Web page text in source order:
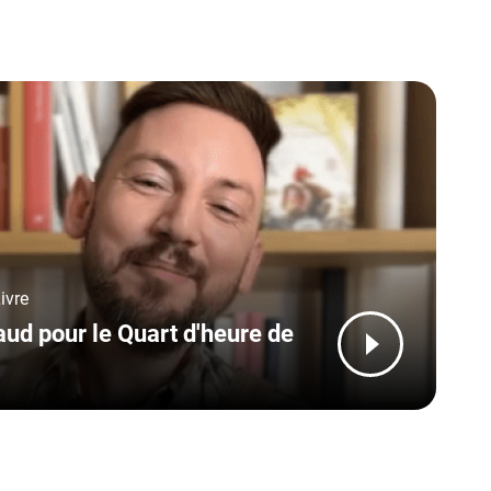
pour le Quart d'heure de